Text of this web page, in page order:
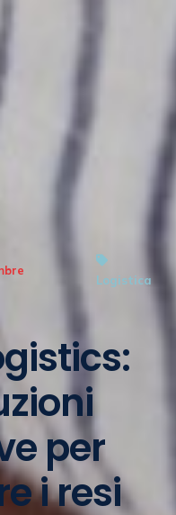
Logistica
per
i resi